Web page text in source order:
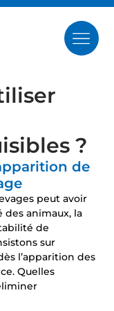
?
de
peut avoir
des animaux, la
de
sur
l’apparition des
Quelles